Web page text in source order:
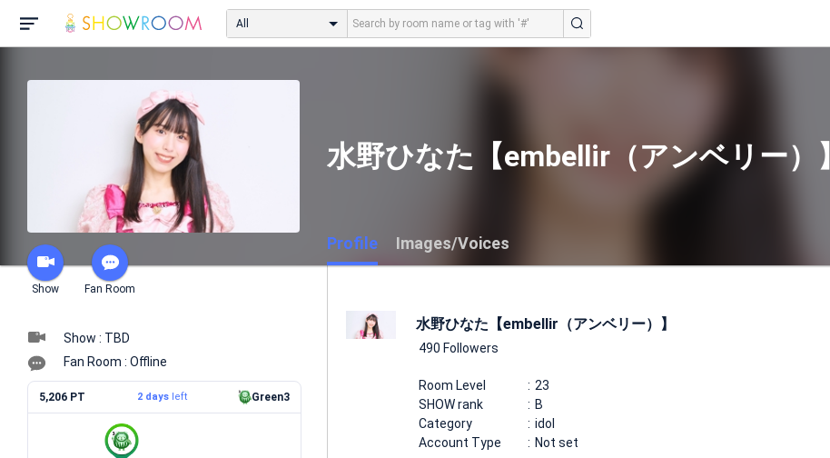
All
Show Fan Room
水野ひなた【embellir（アンベリー）】
Profile Images/Voices
Show : TBD
Fan Room : Offline
5,206 PT 2 daysleft Green3
水野ひなた【embellir（アンベリー）】
490 Followers
Room Level
23
SHOW rank
B
Category
idol
Account Type
Not set